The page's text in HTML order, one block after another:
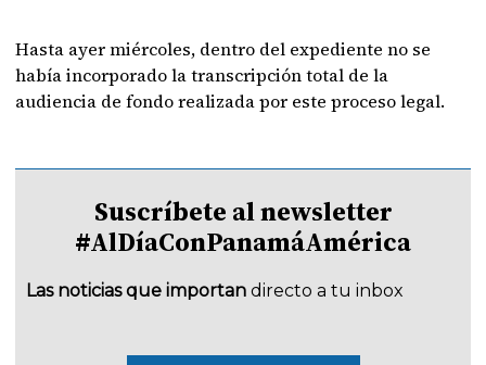
Hasta ayer miércoles, dentro del expediente no se
había incorporado la transcripción total de la
audiencia de fondo realizada por este proceso legal.
Suscríbete al newsletter
#AlDíaConPanamáAmérica
Las noticias que importan directo a tu inbox